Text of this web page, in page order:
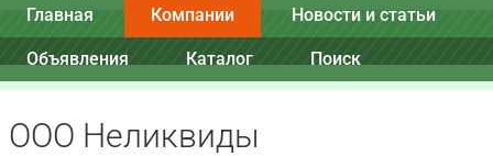
Главная Компании Новости и статьи
Объявления Каталог Поиск
ООО Неликвиды